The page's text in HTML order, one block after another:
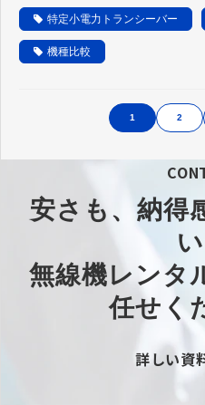
特定小電力トランシーバー
機種比較
1 2
安さも、納得
い
無線機レンタ
任せく
詳しい資